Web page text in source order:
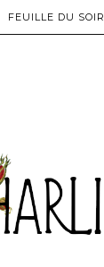
FEUILLE DU SOIR